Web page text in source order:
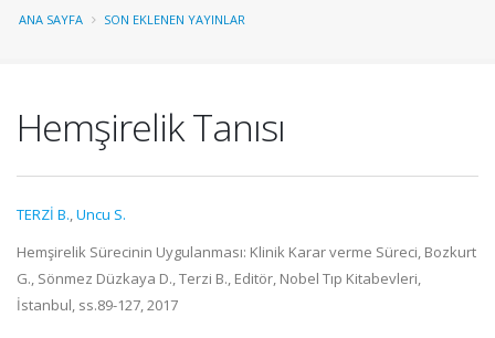
ANA SAYFA SON EKLENEN YAYINLAR
Hemşirelik Tanısı
TERZİ B.,Uncu S.
Hemşirelik Sürecinin Uygulanması: Klinik Karar verme Süreci, Bozkurt
G., Sönmez Düzkaya D., Terzi B., Editör, Nobel Tıp Kitabevleri,
İstanbul, ss.89-127, 2017